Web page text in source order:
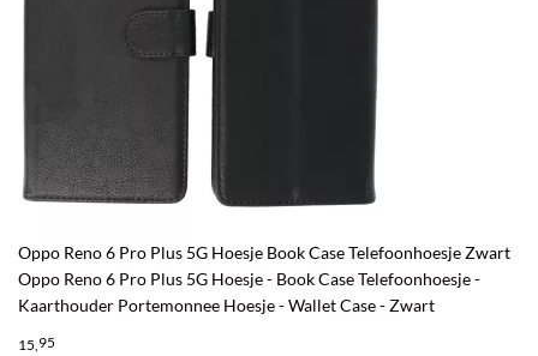
Oppo Reno 6 Pro Plus 5G Hoesje Book Case Telefoonhoesje Zwart
Oppo Reno 6 Pro Plus 5G Hoesje - Book Case Telefoonhoesje -
Kaarthouder Portemonnee Hoesje - Wallet Case - Zwart
15,95